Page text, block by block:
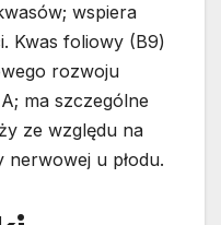
wspiera
Kwas foliowy (B9)
rozwoju
ma szczególne
ze względu na
nerwowej u płodu.